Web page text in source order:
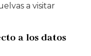
a visitar
a los datos